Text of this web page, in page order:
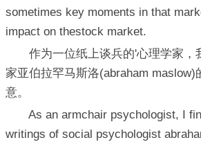
sometimes key moments in that
impact on thestock market.
作为一位纸上谈兵的'心理学家，
家亚伯拉罕马斯洛(abraham maslow)
意。
As an armchair psychologist, I
writings of social psychologist